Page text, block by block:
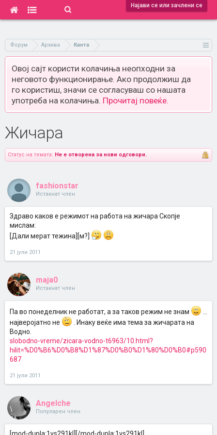
Најави се или зачлени се
Форум Архива Канта
Овој сајт користи колачиња неопходни за
неговото функционирање. Ако продолжиш да
го користиш, значи се согласуваш со нашата
употреба на колачиња. Прочитај повеќе.
Жичара
Статус на темата: Не е отворена за нови одговори.
fashionstar
Истакнат член
Здраво каков е режимот на работа на жичара Скопје
мислам:
[Дали мерат тежина][м?]
21 јули 2011
maja0
Истакнат член
Па во понеделник не работат, а за таков режим не знам
најверојатно не
. Инаку веќе има тема за жичарата на
Водно.
slobodno-vreme/zicara-vodno-t6963/10.html?
hilit=%D0%B6%D0%B8%D1%87%D0%B0%D1%80%D0%B0#p590
687
21 јули 2011
Angelche
Популарен член